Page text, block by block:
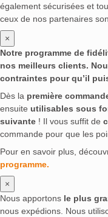
également sécurisées et
ceux de nos partenaires
×
Notre programme de
nos meilleurs clients.
contraintes pour qu’il
Dès la première
ensuite utilisables sous
suivante ! Il vous suffit de
commande pour que les
Pour en savoir plus,
programme.
×
Nous apportons le plus
nous expédions. Nous